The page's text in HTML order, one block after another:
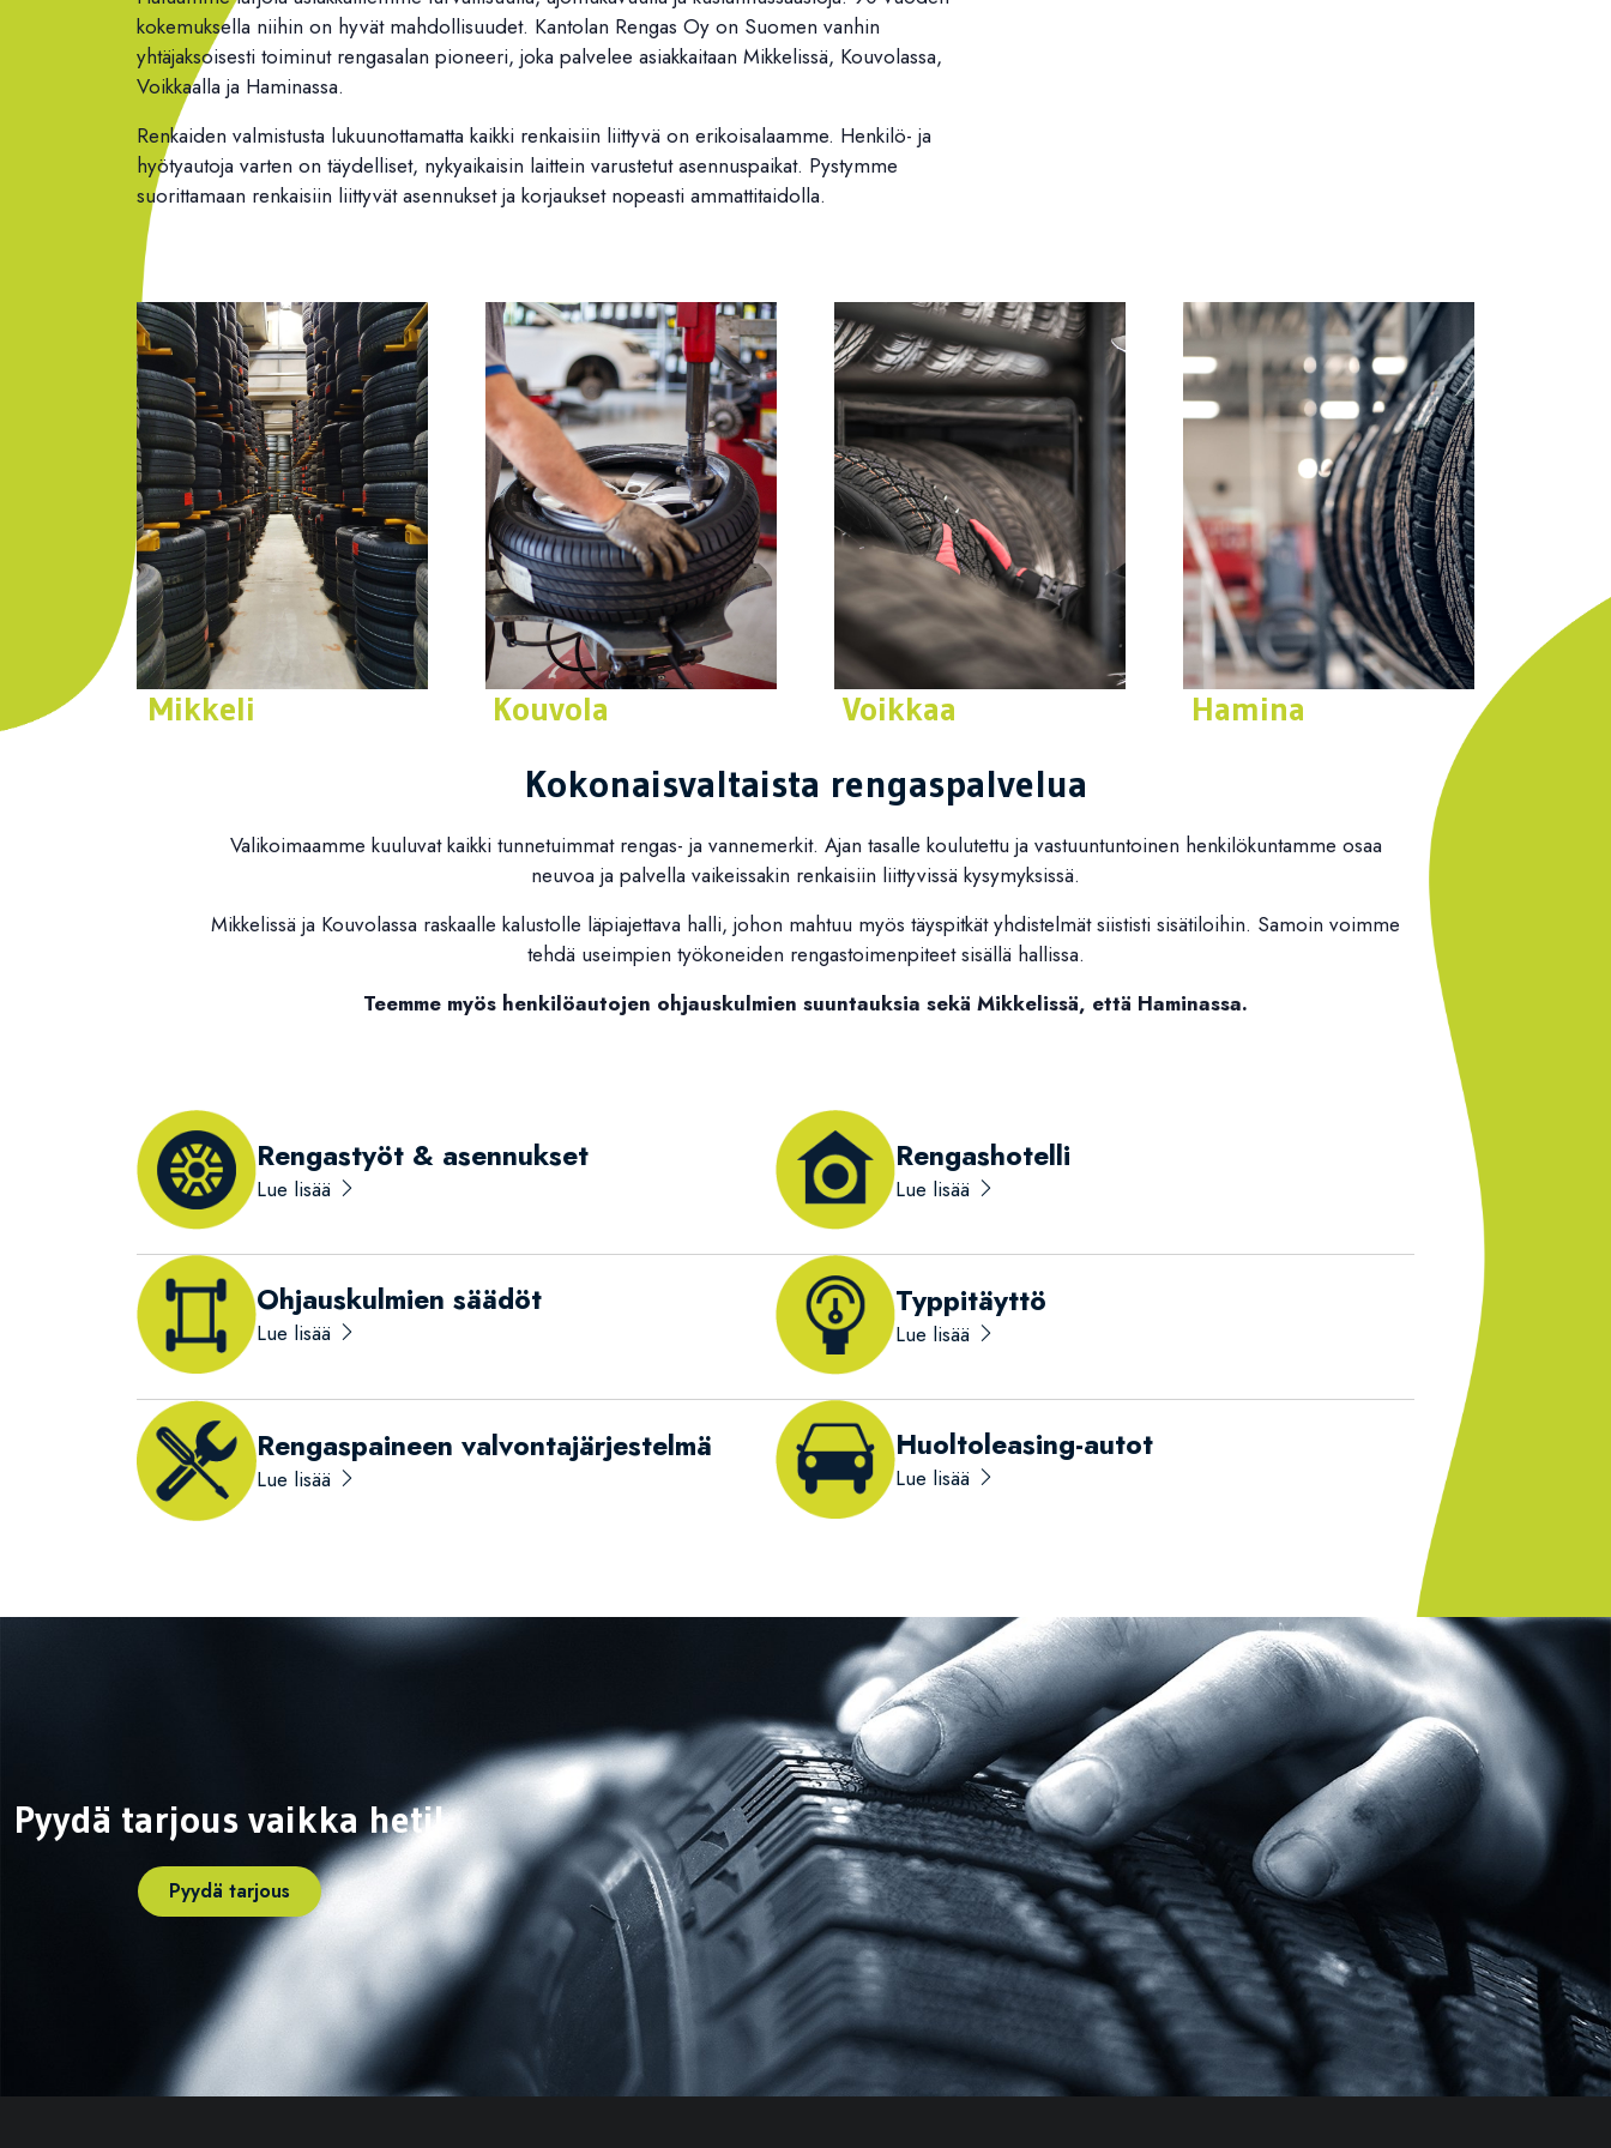
kokemuksella niihin on hyvät mahdollisuudet. Kantolan Rengas Oy on Suomen vanhin
yhtäjaksoisesti toiminut rengasalan pioneeri, joka palvelee asiakkaitaan Mikkelissä, Kouvolassa,
Voikkaalla ja Haminassa.
Renkaiden valmistusta lukuunottamatta kaikki renkaisiin liittyvä on erikoisalaamme. Henkilö- ja
hyötyautoja varten on täydelliset, nykyaikaisin laittein varustetut asennuspaikat. Pystymme
suorittamaan renkaisiin liittyvät asennukset ja korjaukset nopeasti ammattitaidolla.
Mikkeli Kouvola Voikkaa Hamina
Kokonaisvaltaista rengaspalvelua
Valikoimaamme kuuluvat kaikki tunnetuimmat rengas- ja vannemerkit. Ajan tasalle koulutettu ja vastuuntuntoinen henkilökuntamme osaa
neuvoa ja palvella vaikeissakin renkaisiin liittyvissä kysymyksissä.
Mikkelissä ja Kouvolassa raskaalle kalustolle läpiajettava halli, johon mahtuu myös täyspitkät yhdistelmät siististi sisätiloihin. Samoin voimme
tehdä useimpien työkoneiden rengastoimenpiteet sisällä hallissa.
Teemme myös henkilöautojen ohjauskulmien suuntauksia sekä Mikkelissä, että Haminassa.
Rengastyöt & asennukset
Lue lisää
Rengashotelli
Lue lisää
Ohjauskulmien säädöt
Lue lisää
Typpitäyttö
Lue lisää
Rengaspaineen valvontajärjestelmä
Lue lisää
Huoltoleasing-autot
Lue lisää
Pyydä tarjous vaikka heti!
Pyydä tarjous